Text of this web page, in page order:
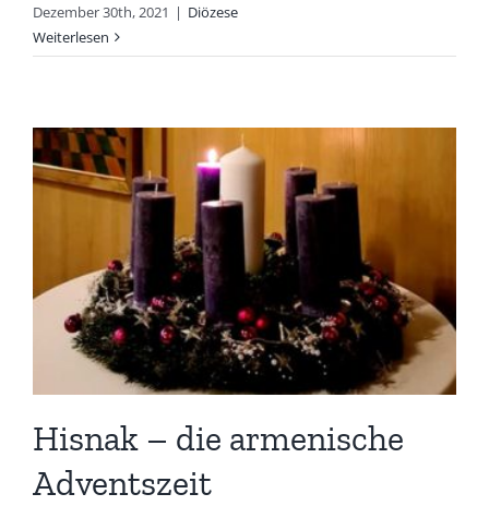
Dezember 30th, 2021 | Diözese
Weiterlesen
Hisnak – die armenische
Adventszeit